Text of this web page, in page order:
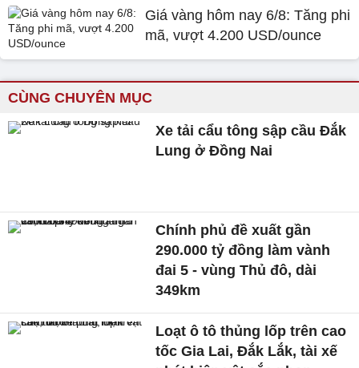
Giá vàng hôm nay 6/8: Tăng phi
mã, vượt 4.200 USD/ounce
CÙNG CHUYÊN MỤC
Xe tải cẩu tông sập cầu Đắk
Lung ở Đồng Nai
Chính phủ đề xuất gần
290.000 tỷ đồng làm vành
đai 5 - vùng Thủ đô, dài
349km
Loạt ô tô thủng lốp trên cao
tốc Gia Lai, Đắk Lắk, tài xế